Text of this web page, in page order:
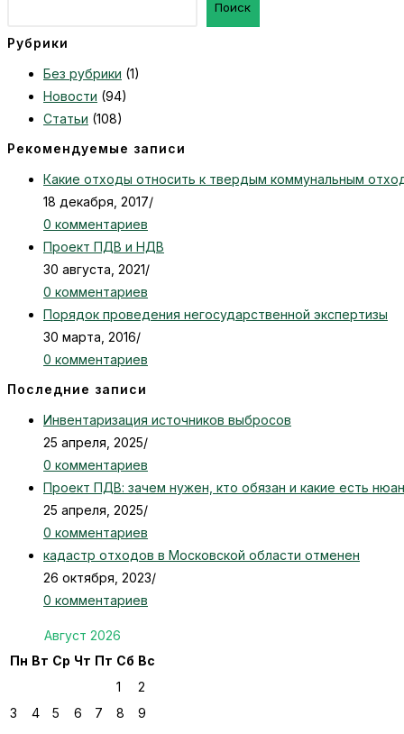
Поиск
Рубрики
Без рубрики (1)
Новости (94)
Статьи (108)
Рекомендуемые записи
Какие отходы относить к твердым коммунальным
18 декабря, 2017/
0 комментариев
Проект ПДВ и НДВ
30 августа, 2021/
0 комментариев
Порядок проведения негосударственной экспертизы
30 марта, 2016/
0 комментариев
Последние записи
Инвентаризация источников выбросов
25 апреля, 2025/
0 комментариев
Проект ПДВ: зачем нужен, кто обязан и какие есть
25 апреля, 2025/
0 комментариев
кадастр отходов в Московской области отменен
26 октября, 2023/
0 комментариев
Август 2026
Пн Вт Ср Чт Пт Сб Вс
1
2
3
4 5 6 7 8
9